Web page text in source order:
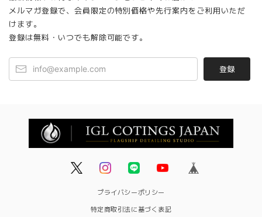
メルマガ登録で、会員限定の特別価格や先行案内をご利用いただ
けます。
登録は無料・いつでも解除可能です。
登録
プライバシーポリシー
特定商取引法に基づく表記